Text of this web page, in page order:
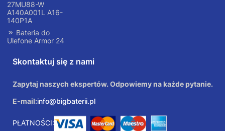
27MU88-W
A140A001L A16-
140P1A
Bateria do
Ulefone Armor 24
Skontaktuj się z nami
Zapytaj naszych ekspertów. Odpowiemy na każde pytanie.
E-mail:info@bigbaterii.pl
PŁATNOŚCI: